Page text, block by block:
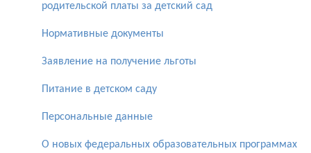
родительской платы за детский сад
Нормативные документы
Заявление на получение льготы
Питание в детском саду
Персональные данные
О новых федеральных образовательных программах